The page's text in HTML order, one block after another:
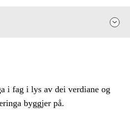
i fag i lys av dei verdiane og
byggjer på.